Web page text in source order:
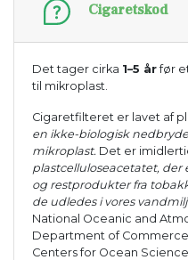
Cigaretskod
Det tager cirka 1–5 årfør
til mikroplast.
Cigaretfilteret er lavet af
en ikke-biologisk
mikroplast. Det er
plastcelluloseacetatet, der
og restprodukter fra
de udledes i vores
National Oceanic and
Department of
Centers for Ocean